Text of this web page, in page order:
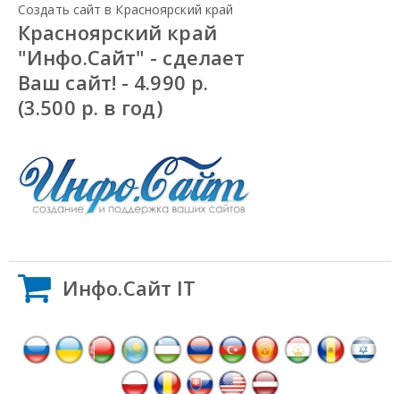
Создать сайт в Красноярский край
Красноярский край
"Инфо.Сайт" - сделает
Ваш сайт! - 4.990 р.
(3.500 р. в год)
Инфо.Сайт IT